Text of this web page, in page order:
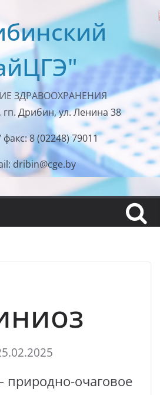
ЗДРАВООХРАНЕНИЯ
гп. Дрибин, ул. Ленина 38
8 (02248) 79011
dribin@cge.by
очаговое